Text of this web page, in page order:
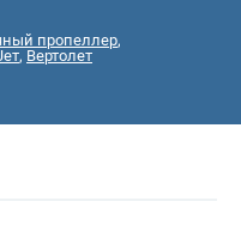
пропеллер,
, Вертолет